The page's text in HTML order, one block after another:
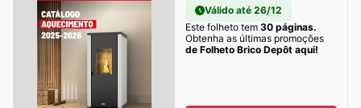
Válido até 26/12
Este folheto tem 30 páginas.
Obtenha as últimas promoções
de Folheto Brico Depôt aqui!